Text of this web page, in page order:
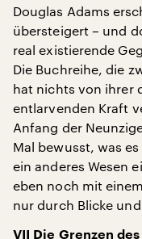
Douglas Adams
übersteigert – und
real existierende
Die Buchreihe, die
hat nichts von ihrer
entlarvenden Kraft
Anfang der
Mal bewusst, was
ein anderes Wesen
eben noch mit
nur durch Blicke
VII Die Grenzen